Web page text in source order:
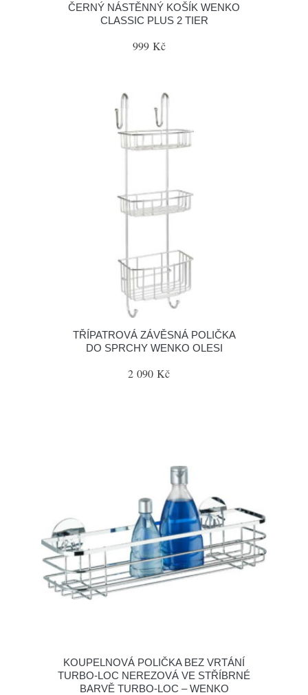
ČERNÝ NÁSTĚNNÝ KOŠÍK WENKO
CLASSIC PLUS 2 TIER
999 Kč
TŘÍPATROVÁ ZÁVĚSNÁ POLIČKA
DO SPRCHY WENKO OLESI
2 090 Kč
KOUPELNOVÁ POLIČKA BEZ VRTÁNÍ
TURBO-LOC NEREZOVÁ VE STŘÍBRNÉ
BARVĚ TURBO-LOC – WENKO